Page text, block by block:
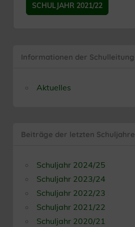
SCHULJAHR 2021/22
Informationen der Schulleitung
Aktuelles
Beiträge der letzten Schuljahre
Schuljahr 2024/25
Schuljahr 2023/24
Schuljahr 2022/23
Schuljahr 2021/22
Schuljahr 2020/21